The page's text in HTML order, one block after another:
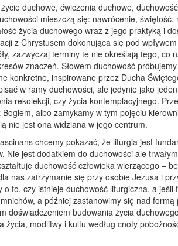
duchowe, ćwiczenia duchowe,
mieszczą się: nawrócenie,
życia duchowego wraz z jego praktyką i
z Chrystusem dokonująca się pod
zazwyczaj terminy te nie określają tego, co
znaczeń. Słowem duchowość
konkretne, inspirowane przez Ducha
w ramy duchowości, ale jedynie jako
rekolekcji, czy życia kontemplacyjnego.
albo zamykamy w tym pojęciu
nie jest ona widziana w jego centrum.
chcemy pokazać, że liturgia jest
jest dodatkiem do duchowości ale
duchowość człowieka wierzącego –
nas zatrzymanie się przy osobie Jezusa i
to, czy istnieje duchowość liturgiczna, a
a później zastanowimy się nad
doświadczeniem budowania życia
modlitwy i kultu według cnoty